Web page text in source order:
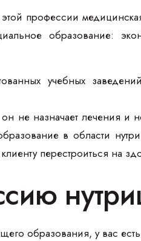
профессии
образование:
учебных
не назначает лечения и
в области
перестроиться на
образования, у вас